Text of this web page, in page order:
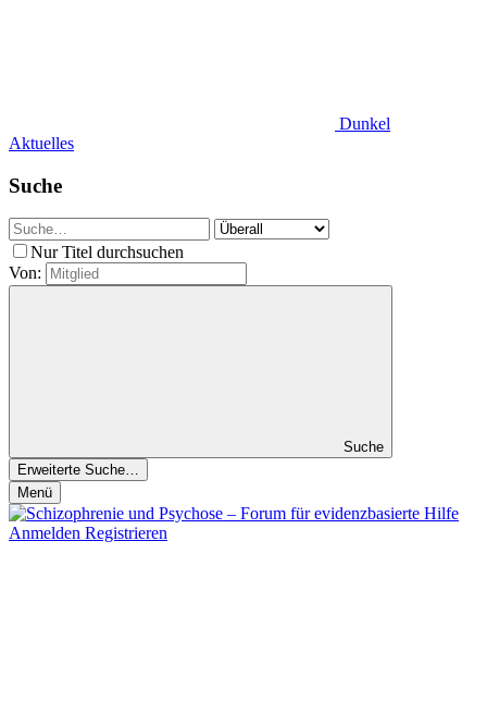
Dunkel
Aktuelles
Suche
Nur Titel durchsuchen
Von:
Suche
Erweiterte Suche…
Menü
Anmelden Registrieren